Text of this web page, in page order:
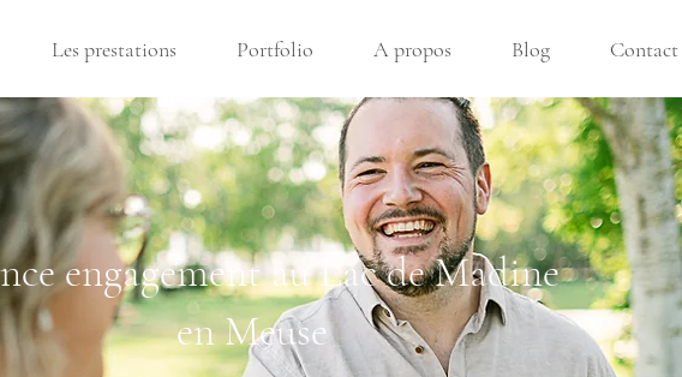
Les prestations Portfolio A propos Blog Contact
engagement au Lac de Madine
en Meuse